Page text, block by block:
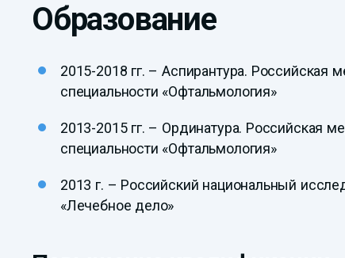
Образование
2015-2018 гг. – Аспирантура. Российская
специальности «Офтальмология»
2013-2015 гг. – Ординатура. Российская
специальности «Офтальмология»
2013 г. – Российский национальный
«Лечебное дело»